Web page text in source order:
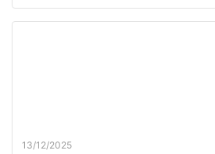
13/12/2025